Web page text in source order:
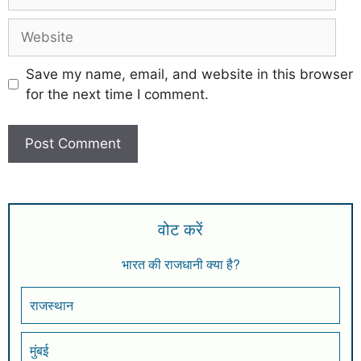
Save my name, email, and website in this browser
for the next time I comment.
वोट करें
भारत की राजधानी क्या है?
राजस्थान
मुंबई